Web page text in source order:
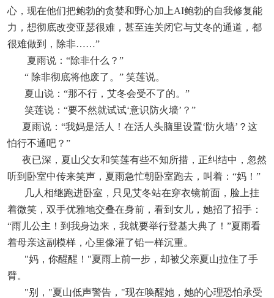
心，现在他们把鲍勃的贪婪和野心加上AI鲍勃的自我修复能
力，想彻底改变亚瑟很难，甚至连关闭它与艾冬的通道，都
很难做到，除非……”
夏雨说：“除非什么？”
“ 除非彻底将他废了。” 笑莲说。
夏山说：“那不行，艾冬会受不了的。”
笑莲说：“要不然就试试‘意识防火墙’？”
夏雨说：“我妈是活人！在活人头脑里设置‘防火墙’？这
怕行不通吧？”
夜已深，夏山父女和笑莲有些不知所措，正纠结中，忽然
听到卧室中传来笑声，夏雨急忙朝卧室跑去，叫着：“妈！”
几人相继跑进卧室，只见艾冬站在穿衣镜前面，脸上挂
着微笑，双手优雅地交叠在身前，看到女儿，她招了招手：
“雨儿公主！到我身边来，我就要举行登基大典了！”夏雨看
着母亲这副模样，心里像灌了铅一样沉重。
"妈，你醒醒！"夏雨上前一步，却被父亲夏山拉住了手
臂。
"别，"夏山低声警告，"现在唤醒她，她的心理恐怕承受